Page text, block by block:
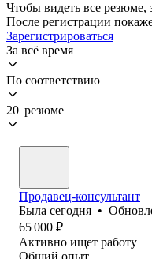
Чтобы видеть все резюме,
После регистрации
Зарегистрироваться
За всё время
По соответствию
20 резюме
Продавец-консультант
Была сегодня •
65 000 ₽
Активно ищет работу
Общий опыт